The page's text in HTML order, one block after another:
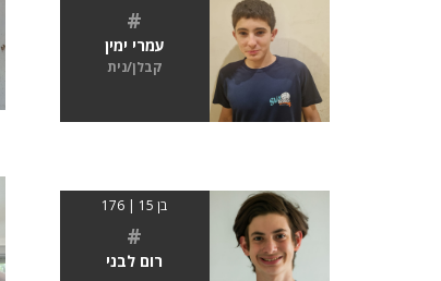
#
עמרי ימין
קבלן/נית
בן 15 | 176
#
רום לבני